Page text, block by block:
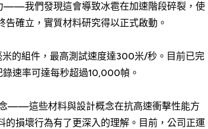
——我們發現這會導致冰雹在加速階段碎裂，使
確立，實質材料研究得以正式啟動。
的組件，最高測試速度達300米/秒。目前已完
速率可達每秒超過10,000幀。
——這些材料與設計概念在抗高速衝擊性能方
損壞行為有了更深入的理解。目前，公司正運